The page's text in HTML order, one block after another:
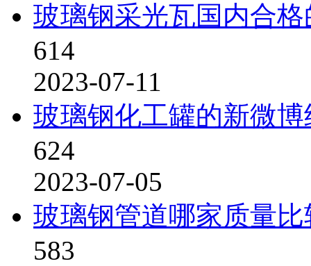
玻璃钢采光瓦国内合
614
2023-07-11
玻璃钢化工罐的新微博
624
2023-07-05
玻璃钢管道哪家质量比
583